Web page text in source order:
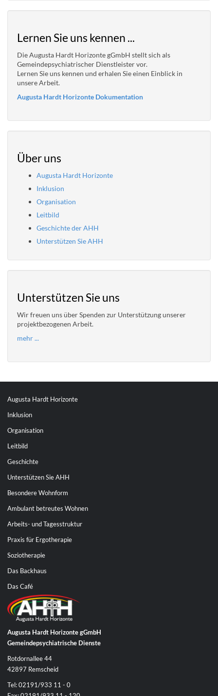
Lernen Sie uns kennen ...
Die Augusta Hardt Horizonte gGmbH stellt sich als
Gemeindepsychiatrischer Dienstleister vor.
Lernen Sie uns kennen und erhalen Sie einen Einblick in
unsere Arbeit.
Augusta Hardt Horizonte Dokumentation
Über uns
Augusta Hardt Horizonte
Inklusion
Organisation
Leitbild
Geschichte der AHH
Unterstützen Sie AHH
Unterstützen Sie uns
Wir freuen uns über Spenden zur Unterstützung unserer
projektbezogenen Arbeit.
mehr ...
Augusta Hardt Horizonte
Inklusion
Organisation
Leitbild
Geschichte
Unterstützen Sie AHH
Besondere Wohnform
Ambulant betreutes Wohnen
Arbeits- und Tagesstruktur
Praxis für Ergotherapie
Soziotherapie
Das Backhaus
Das Café
Augusta Hardt Horizonte gGmbH
Gemeindepsychiatrische Dienste
Rotdornallee 44
42897 Remscheid
Tel: 02191/933 11 - 0